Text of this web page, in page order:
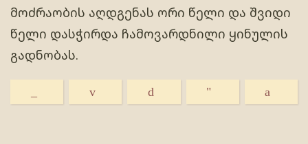
მოძრაობის აღდგენას ორი წელი და შვიდი
წელი დასჭირდა ჩამოვარდნილი ყინულის
გადნობას.